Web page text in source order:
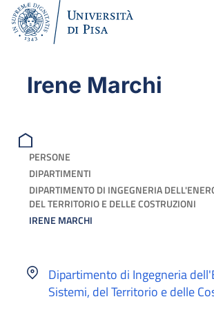
Irene Marchi
PERSONE
DIPARTIMENTI
DIPARTIMENTO DI INGEGNERIA
DEL TERRITORIO E DELLE COSTRUZIONI
IRENE MARCHI
Dipartimento di Ingegneria
Sistemi, del Territorio e delle